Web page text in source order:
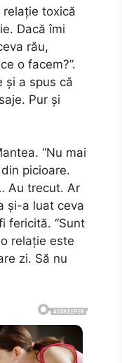
relație toxică
Dacă îmi
rău,
o facem?”.
și a spus că
Pur și
“Nu mai
picioare.
Au trecut. Ar
și-a luat ceva
fericită. “Sunt
relație este
zi. Să nu